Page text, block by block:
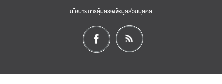
นโยบายการคุ้มครองข้อมูลส่วนบุคคล